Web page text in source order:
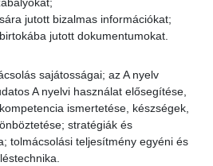
jutott bizalmas információkat;
jutott dokumentumokat.
sajátosságai; az A nyelv
A nyelvi használat elősegítése,
ismertetése, készségek,
stratégiák és
tolmácsolási teljesítmény egyéni és